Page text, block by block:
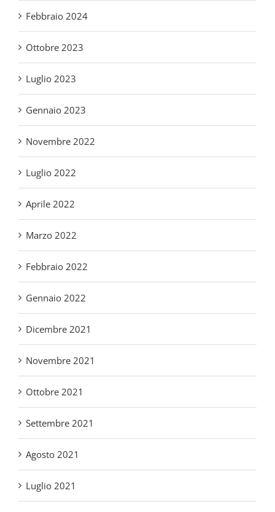
Ottobre 2023
Luglio 2023
Gennaio 2023
Novembre 2022
Luglio 2022
Aprile 2022
Marzo 2022
Febbraio 2022
Gennaio 2022
Dicembre 2021
Novembre 2021
Ottobre 2021
Settembre 2021
Agosto 2021
Luglio 2021
Maggio 2021